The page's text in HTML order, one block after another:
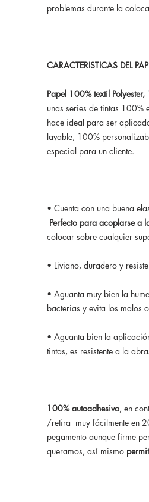
problemas durante la
CARACTERISTICAS DEL
Papel 100% textil
unas series de tintas
hace ideal para ser
lavable, 100%
especial para un cliente.
• Cuenta con una buena
Perfecto para acoplarse a
colocar sobre cualquier
• Liviano, duradero y
• Aguanta muy bien la
bacterias y evita los malos
• Aguanta bien la
tintas, es resistente a la
100% autoadhesivo, en
/retira muy fácilmente en
pegamento aunque firme
queramos, así mismo